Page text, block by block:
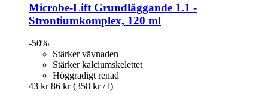
Microbe-Lift Grundläggande 1.1 -​
Strontiumkomplex, 120 ml
-50%
Stärker vävnaden
Stärker kalciumskelettet
Höggradigt renad
43 kr 86 kr (358 kr / l)